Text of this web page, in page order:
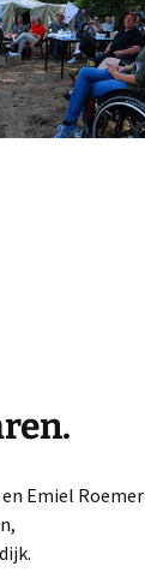
en Emiel Roemer